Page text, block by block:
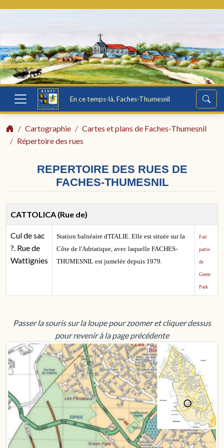
En ce temps-là, Faches-Thumesnil
Cartographie
Cartes et plans de Faches-Thumesnil
Répertoire des rues
REPERTOIRE DES RUES DE
FACHES-THUMESNIL
CATTOLICA (Rue de)
Cul de sac
?. Rue de
Wattignies
Station balnéaire d'ITALIE. Elle est située sur la
Côte de l'Adriatique, avec laquelle FACHES-
THUMESNIL est jumelée depuis 1979.
Fait
partie
de
Green
Park
Passer la souris sur la loupe pour zoomer et cliquer dessus
pour revenir à la page précédente